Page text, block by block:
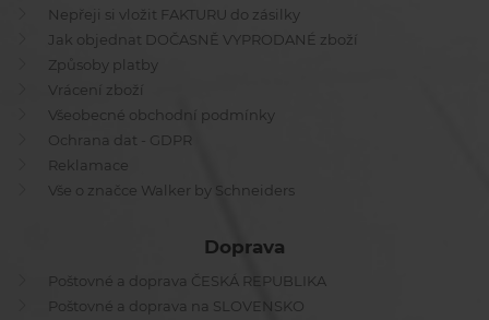
Nepřeji si vložit FAKTURU do zásilky
Jak objednat DOČASNĚ VYPRODANÉ zboží
Způsoby platby
Vrácení zboží
Všeobecné obchodní podmínky
Ochrana dat - GDPR
Reklamace
Vše o značce Walker by Schneiders
Doprava
Poštovné a doprava ČESKÁ REPUBLIKA
Poštovné a doprava na SLOVENSKO